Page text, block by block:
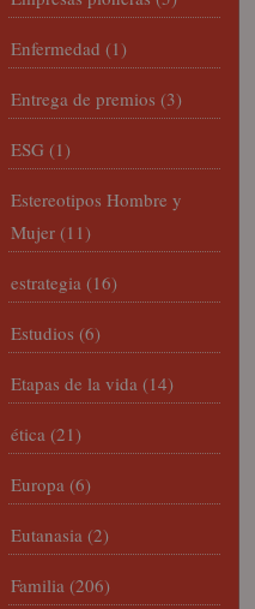
Enfermedad (1)
Entrega de premios (3)
ESG (1)
Estereotipos Hombre y
Mujer (11)
estrategia (16)
Estudios (6)
Etapas de la vida (14)
ética (21)
Europa (6)
Eutanasia (2)
Familia (206)